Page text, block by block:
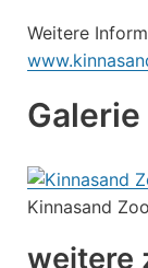
Weitere
Galerie
Kinnasand
weitere